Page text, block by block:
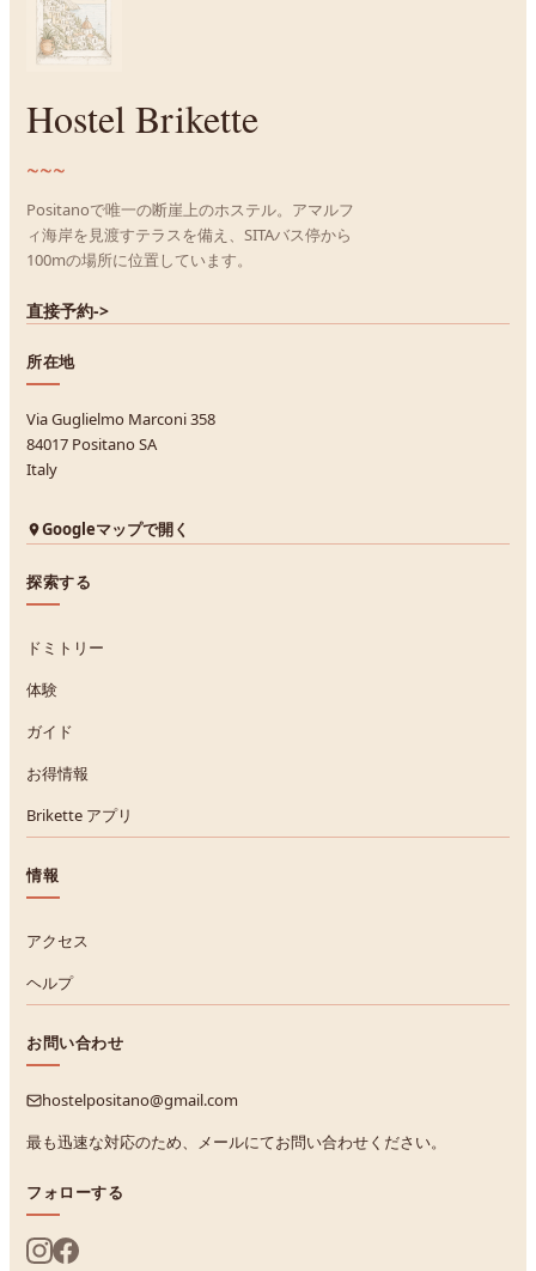
Hostel Brikette
~~~
Positanoで唯一の断崖上のホステル。アマルフ
ィ海岸を見渡すテラスを備え、SITAバス停から
100mの場所に位置しています。
直接予約->
所在地
Via Guglielmo Marconi 358
84017 Positano SA
Italy
Googleマップで開く
探索する
ドミトリー
体験
ガイド
お得情報
Brikette アプリ
情報
アクセス
ヘルプ
お問い合わせ
hostelpositano@gmail.com
最も迅速な対応のため、メールにてお問い合わせください。
フォローする